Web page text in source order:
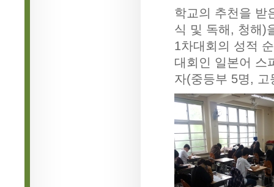
학교의 추천을 받
식 및 독해, 청해)
1차대회의 성적
대회인 일본어 스
자(중등부 5명,